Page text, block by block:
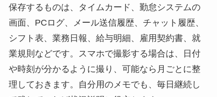
保存するものは、タイムカード、勤怠システムの
画面、PCログ、メール送信履歴、チャット履歴、
シフト表、業務日報、給与明細、雇用契約書、就
業規則などです。スマホで撮影する場合は、日付
や時刻が分かるように撮り、可能なら月ごとに整
理しておきます。自分用のメモでも、毎日継続し